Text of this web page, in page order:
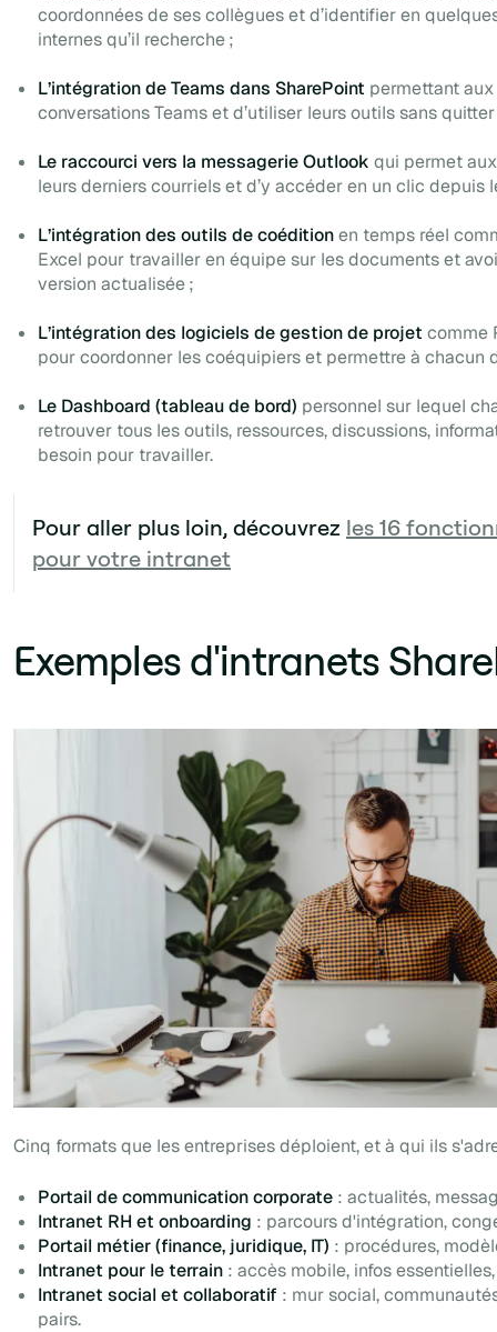
coordonnées de ses collègues et d’identifier en
internes qu’il recherche ;
L’intégration de Teams dans SharePoint permettant
conversations Teams et d’utiliser leurs outils sans
Le raccourci vers la messagerie Outlook qui permet
leurs derniers courriels et d’y accéder en un clic depuis
L’intégration des outils de coéditionen temps réel
Excel pour travailler en équipe sur les documents et
version actualisée ;
L’intégration des logiciels de gestion de projet comme
pour coordonner les coéquipiers et permettre à chacun
Le Dashboard (tableau de bord) personnel sur lequel
retrouver tous les outils, ressources, discussions,
besoin pour travailler.
Pour aller plus loin, découvrez les 16
pour votre intranet
Exemples d'intranets
Cinq formats que les entreprises déploient, et à qui ils
Portail de communication corporate : actualités,
Intranet RH et onboarding : parcours d'intégration,
Portail métier (finance, juridique, IT) : procédures,
Intranet pour le terrain : accès mobile, infos
Intranet social et collaboratif : mur social,
pairs.